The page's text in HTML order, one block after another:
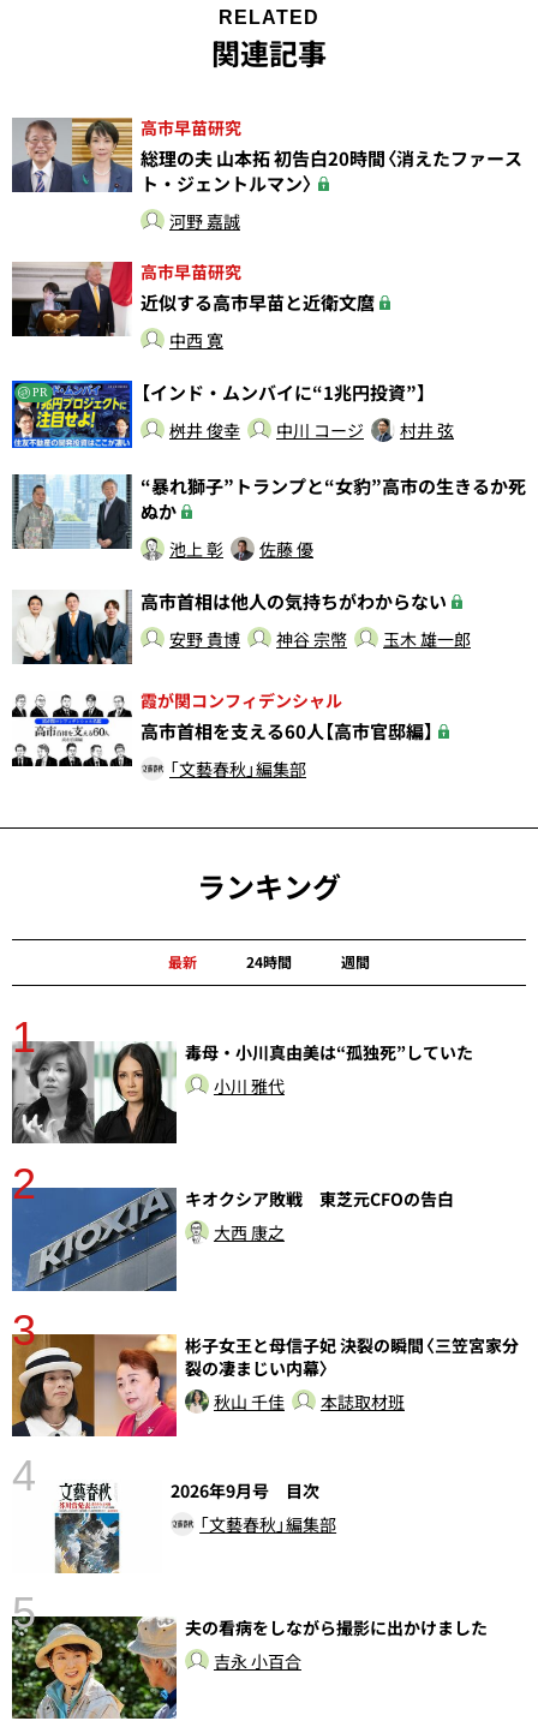
RELATED
関連記事
高市早苗研究
総理の夫 山本拓 初告白20時間〈消えたファース
ト・ジェントルマン〉
河野 嘉誠
高市早苗研究
近似する高市早苗と近衛文麿
中西 寛
PR 【インド・ムンバイに“1兆円投資”】
桝井 俊幸 中川 コージ 村井 弦
“暴れ獅子”トランプと“女豹”高市の生きるか死
ぬか
池上 彰 佐藤 優
高市首相は他人の気持ちがわからない
安野 貴博 神谷 宗幣 玉木 雄一郎
霞が関コンフィデンシャル
高市首相を支える60人【高市官邸編】
「文藝春秋」編集部
ランキング
最新 24時間 週間
1
毒母・小川真由美は“孤独死”していた
小川 雅代
2
キオクシア敗戦 東芝元CFOの告白
大西 康之
3
彬子女王と母信子妃 決裂の瞬間〈三笠宮家分
裂の凄まじい内幕〉
秋山 千佳
本誌取材班
4
2026年9月号 目次
「文藝春秋」編集部
5
夫の看病をしながら撮影に出かけました
吉永 小百合